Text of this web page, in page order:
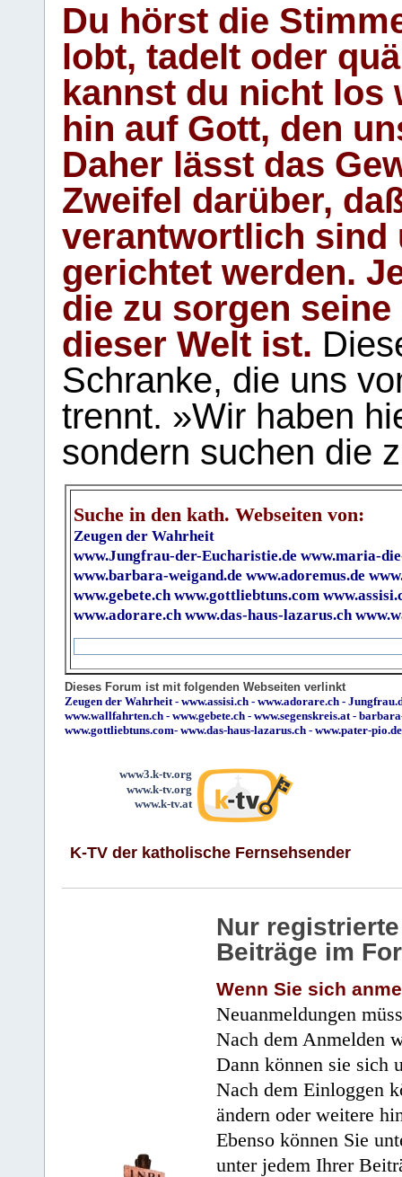
Du hörst die
lobt, tadelt oder
kannst du nicht los
hin auf Gott, den
Daher lässt das
Zweifel darüber,
verantwortlich sind
gerichtet werden.
die zu sorgen
dieser Welt ist.
Schranke, die uns
trennt. »Wir haben
sondern suchen die
Suche in den kath. Webseiten von:
Zeugen der Wahrheit
www.Jungfrau-der-Eucharistie.de www.maria-
www.barbara-weigand.de www.adoremus.de
www.gebete.ch www.gottliebtuns.com
www.adorare.ch www.das-haus-lazarus.ch
Dieses Forum ist mit folgenden Webseiten verlinkt
Zeugen der Wahrheit - www.assisi.ch - www.adorare.ch -
www.wallfahrten.ch - www.gebete.ch - www.segenskreis.at -
www.gottliebtuns.com- www.das-haus-lazarus.ch - www.pater-pio.de
www3.k-tv.org
www.k-tv.org
www.k-tv.at
K-TV der katholische Fernsehsender
Nur
Beiträge im
Wenn Sie sich
Neuanmeldungen
Nach dem Anmelden
Dann können sie sich
Nach dem Einloggen
ändern oder weitere
Ebenso können Sie
unter jedem Ihrer